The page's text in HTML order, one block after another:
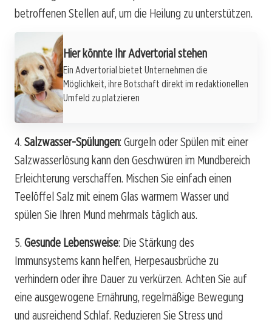
betroffenen Stellen auf, um die Heilung zu unterstützen.
Hier könnte Ihr Advertorial stehen
Ein Advertorial bietet Unternehmen die
Möglichkeit, ihre Botschaft direkt im redaktionellen
Umfeld zu platzieren
4. Salzwasser-Spülungen: Gurgeln oder Spülen mit einer
Salzwasserlösung kann den Geschwüren im Mundbereich
Erleichterung verschaffen. Mischen Sie einfach einen
Teelöffel Salz mit einem Glas warmem Wasser und
spülen Sie Ihren Mund mehrmals täglich aus.
5. Gesunde Lebensweise: Die Stärkung des
Immunsystems kann helfen, Herpesausbrüche zu
verhindern oder ihre Dauer zu verkürzen. Achten Sie auf
eine ausgewogene Ernährung, regelmäßige Bewegung
und ausreichend Schlaf. Reduzieren Sie Stress und